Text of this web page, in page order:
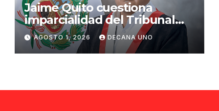
Jaime Quito cuestiona
imparcialidad del Tribunal
Constitucional tras liberación
de Ollanta Humala
AGOSTO 1, 2026 DECANA UNO